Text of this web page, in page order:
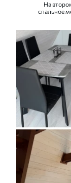
На
спальное